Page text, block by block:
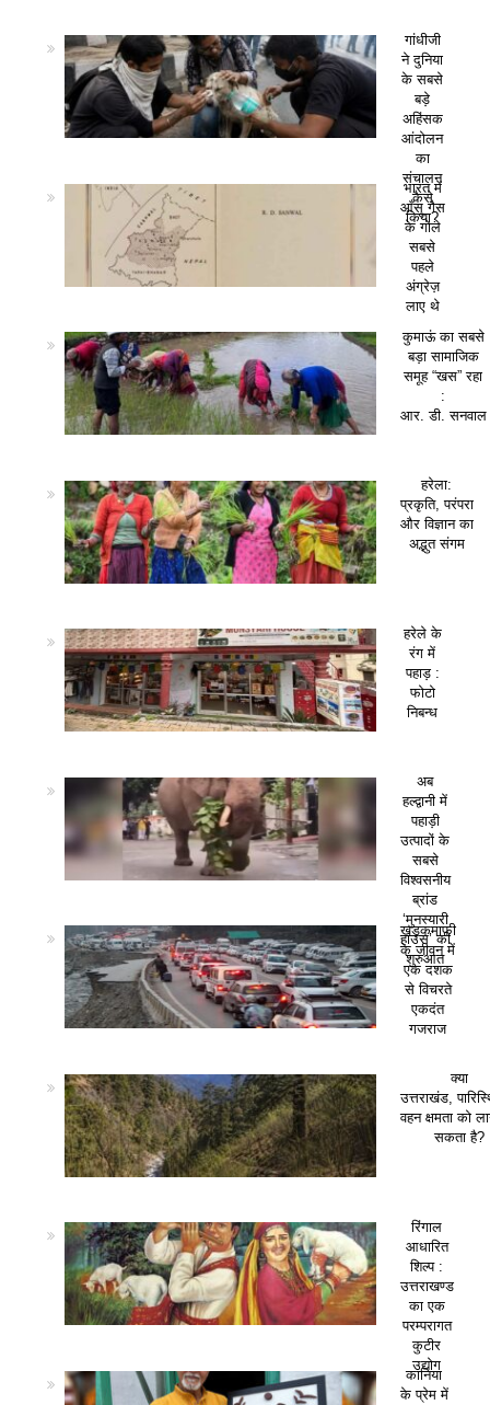
गांधीजी
ने दुनिया
के सबसे
बड़े
अहिंसक
आंदोलन
का
संचालन
कैसे
किया?
भारत में
आँसू गैस
के गोले
सबसे
पहले
अंग्रेज़
लाए थे
कुमाऊं का सबसे
बड़ा सामाजिक
समूह “खस” रहा
:
आर. डी. सनवाल
हरेला:
प्रकृति, परंपरा
और विज्ञान का
अद्भुत संगम
हरेले के
रंग में
पहाड़ :
फोटो
निबन्ध
अब
हल्द्वानी में
पहाड़ी
उत्पादों के
सबसे
विश्वसनीय
ब्रांड
‘मुनस्यारी
हाउस’ की
शुरुआत
खड़कमाफी
के जीवन में
एक दशक
से विचरते
एकदंत
गजराज
क्या
उत्तराखंड,
वहन क्षमता को
सकता है?
रिंगाल
आधारित
शिल्प :
उत्तराखण्ड
का एक
परम्परागत
कुटीर
उद्योग
कानिया
के प्रेम में